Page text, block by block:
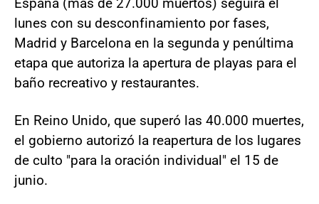
España (más de 27.000 muertos) seguirá el
lunes con su desconfinamiento por fases,
Madrid y Barcelona en la segunda y penúltima
etapa que autoriza la apertura de playas para el
baño recreativo y restaurantes.
En Reino Unido, que superó las 40.000 muertes,
el gobierno autorizó la reapertura de los lugares
de culto "para la oración individual" el 15 de
junio.